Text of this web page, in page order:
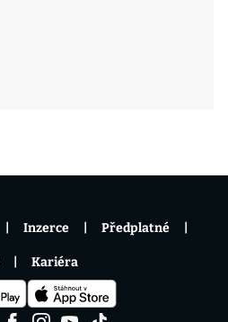
Inzerce Předplatné
Kariéra